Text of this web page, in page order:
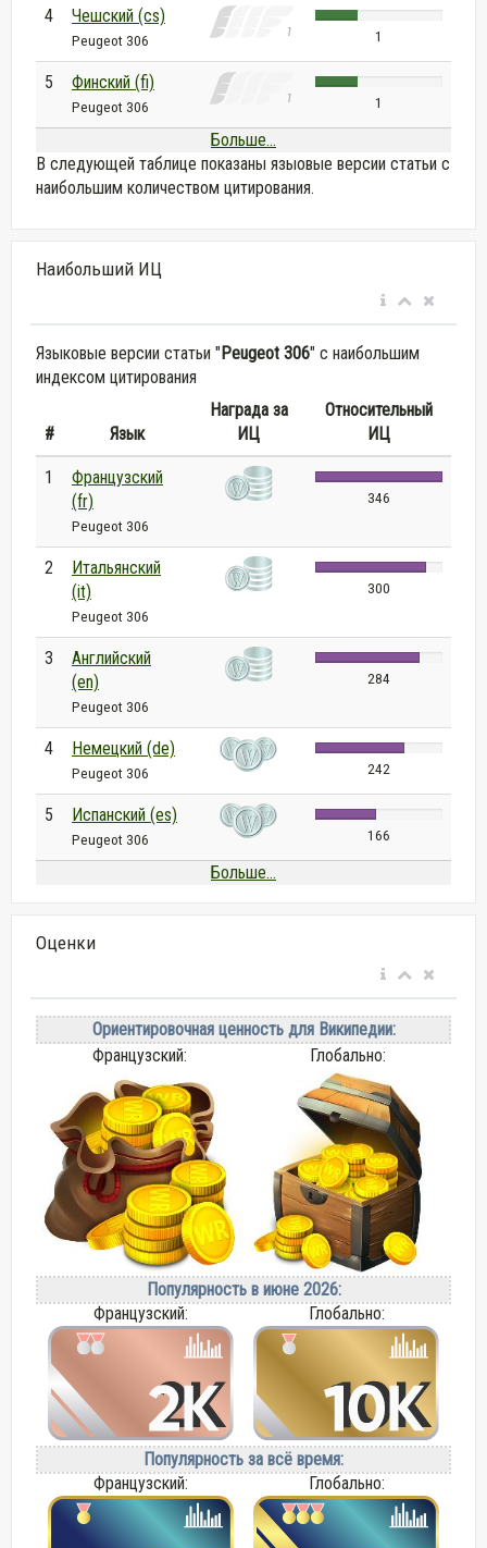
4 Чешский (cs)
Peugeot 306 1
5 Финский (fi)
Peugeot 306 1
Больше...
В следующей таблице показаны языовые версии статьи с
наибольшим количеством цитирования.
Наибольший ИЦ
Языковые версии статьи "Peugeot 306" с наибольшим
индексом цитирования
# Язык
Награда за
ИЦ
Относительный
ИЦ
1
Французский
(fr)
Peugeot 306
346
2
Итальянский
(it)
Peugeot 306
300
3
Английский
(en)
Peugeot 306
284
4 Немецкий (de)
Peugeot 306 242
5 Испанский (es)
Peugeot 306 166
Больше...
Оценки
Ориентировочная ценность для Википедии:
Французский:
Глобально:
Популярность в июне 2026:
Французский:
Глобально:
Популярность за всё время:
Французский:
Глобально: